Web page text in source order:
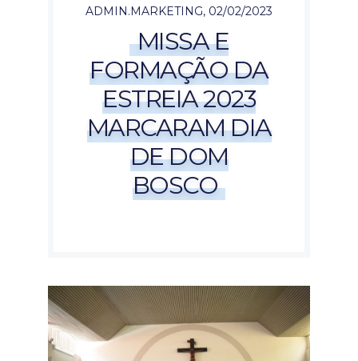
ADMIN.MARKETING, 02/02/2023
MISSA E
FORMAÇÃO DA
ESTREIA 2023
MARCARAM DIA
DE DOM
BOSCO